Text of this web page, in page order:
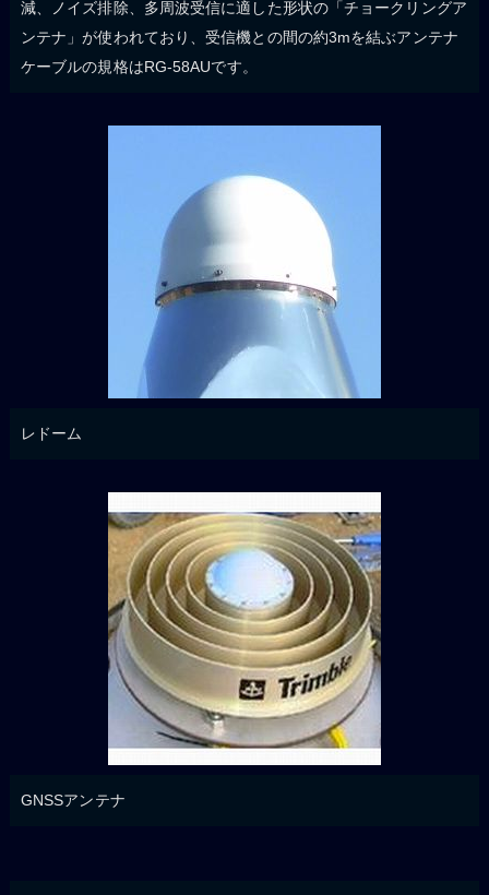
減、ノイズ排除、多周波受信に適した形状の「チョークリングア
ンテナ」が使われており、受信機との間の約3mを結ぶアンテナ
ケーブルの規格はRG-58AUです。
レドーム
GNSSアンテナ